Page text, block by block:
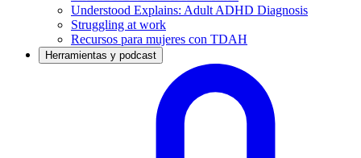
Understood Explains: Adult ADHD Diagnosis
Struggling at work
Recursos para mujeres con TDAH
Herramientas y podcast